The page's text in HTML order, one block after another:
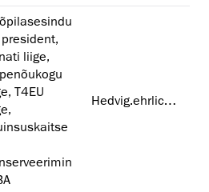
liige,
T4EU
Hedvig.ehrlich@artun.ee